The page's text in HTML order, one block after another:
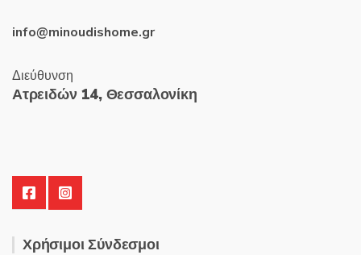
info@minoudishome.gr
Διεύθυνση
Ατρειδών 14, Θεσσαλονίκη
Χρήσιμοι Σύνδεσμοι